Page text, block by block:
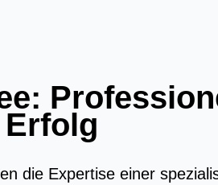
die Expertise einer